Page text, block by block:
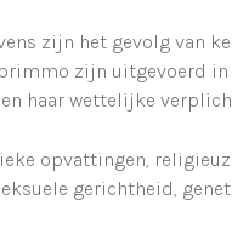
zijn het gevolg van
zijn uitgevoerd
haar wettelijke
opvattingen,
gerichtheid,